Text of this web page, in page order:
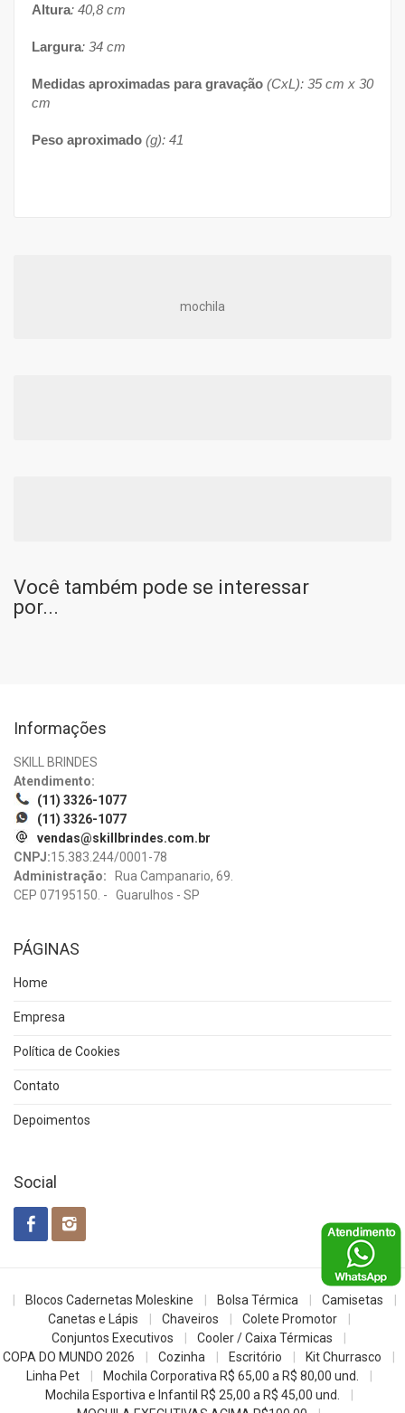
Altura: 40,8 cm
Largura: 34 cm
Medidas aproximadas para gravação (CxL): 35 cm x 30
cm
Peso aproximado (g): 41
mochila
Você também pode se interessar
por...
Informações
SKILL BRINDES
Atendimento:
(11) 3326-1077
(11) 3326-1077
vendas@skillbrindes.com.br
CNPJ:15.383.244/0001-78
Administração: Rua Campanario, 69.
CEP 07195150. - Guarulhos - SP
PÁGINAS
Home
Empresa
Política de Cookies
Contato
Depoimentos
Social
Blocos Cadernetas Moleskine Bolsa Térmica
Camisetas
Canetas e Lápis
Chaveiros
Colete Promotor
Conjuntos Executivos
Cooler / Caixa Térmicas
COPA DO MUNDO 2026
Cozinha Escritório
Kit Churrasco
Linha Pet
Mochila Corporativa R$ 65,00 a R$ 80,00 und.
Mochila Esportiva e Infantil R$ 25,00 a R$ 45,00 und.